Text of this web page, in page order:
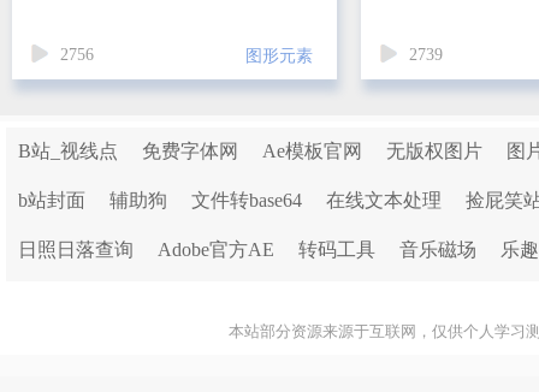
2756 图形元素 2739
B站_视线点 免费字体网 Ae模板官网 无版权图片 图
b站封面 辅助狗 文件转base64 在线文本处理 捡屁笑
日照日落查询 Adobe官方AE 转码工具 音乐磁场 乐
本站部分资源来源于互联网，仅供个人学习